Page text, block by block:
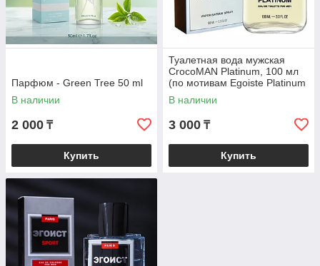
Парфюм - Green Tree 50 ml
В наличии
2 000 ₸
Купить
Туалетная вода мужская
CrocoMAN Platinum, 100 мл
(по мотивам Egoiste Platinum
(Chanel)
В наличии
3 000 ₸
Купить